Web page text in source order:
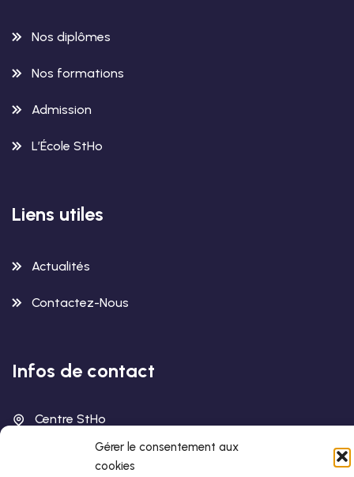
Gérer le consentement aux
cookies
Nos diplômes
Nos formations
Admission
L’École StHo
Liens utiles
Actualités
Contactez-Nous
Infos de contact
Centre StHo
42-44 rue de Romainville